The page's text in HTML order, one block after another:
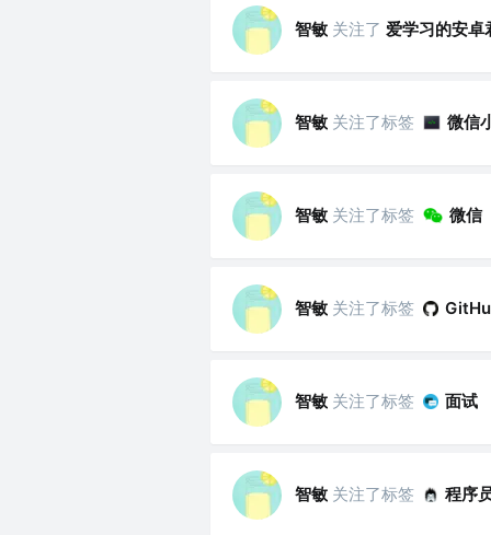
智敏 关注了 爱学习的安卓
智敏 关注了标签 微信
智敏 关注了标签 微信
智敏 关注了标签
智敏 关注了标签 面试
智敏 关注了标签 程序